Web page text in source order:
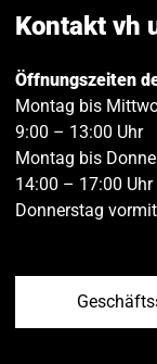
Kontakt vh
Öffnungszeiten
Montag bis
9:00 – 13:00 Uhr
Montag bis
14:00 – 17:00 Uhr
Donnerstag